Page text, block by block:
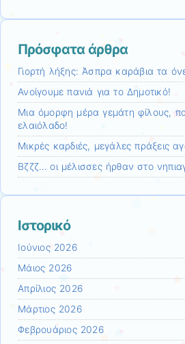
Πρόσφατα άρθρα
Γιορτή λήξης: Άσπρα καράβια τα
Ανοίγουμε πανιά για το Δημοτικό!
Mια όμορφη μέρα γεμάτη φίλους,
ελαιόλαδο!
Μικρές καρδιές, μεγάλες πράξεις
Βζζζ… οι μέλισσες ήρθαν στο
Ιστορικό
Ιούνιος 2026
Μάιος 2026
Απρίλιος 2026
Μάρτιος 2026
Φεβρουάριος 2026